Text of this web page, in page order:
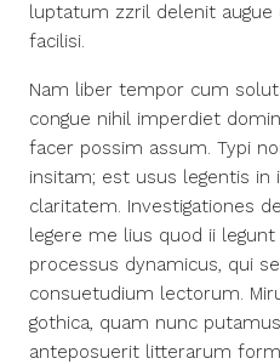
luptatum zzril delenit
facilisi.
Nam liber tempor cum
congue nihil imperdiet
facer possim assum. Typi
insitam; est usus legentis in
claritatem. Investigationes
legere me lius quod ii
processus dynamicus, qui
consuetudium lectorum.
gothica, quam nunc
anteposuerit litterarum